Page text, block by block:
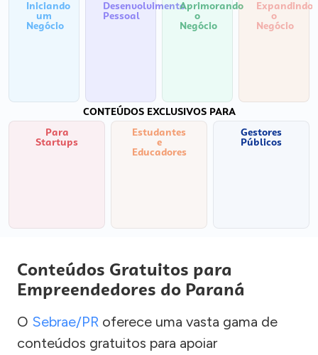
Iniciando
um
Negócio
Desenvolvimento
Pessoal
Aprimorando
o
Negócio
Expandindo
o
Negócio
CONTEÚDOS EXCLUSIVOS PARA
Para
Startups
Estudantes
e
Educadores
Gestores
Públicos
Conteúdos Gratuitos para
Empreendedores do Paraná
O Sebrae/PR oferece uma vasta gama de
conteúdos gratuitos para apoiar